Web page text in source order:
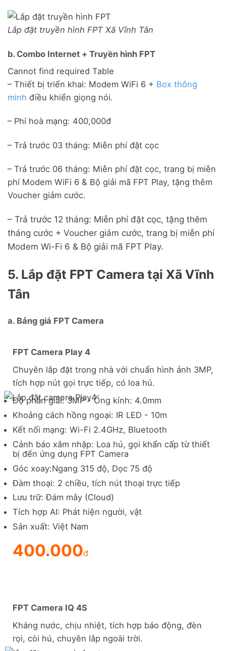
Lắp đặt truyền hình FPT Xã Vĩnh Tân
b. Combo Internet + Truyền hình FPT
Cannot find required Table
– Thiết bị triển khai: Modem WiFi 6 + Box thông
minh điều khiển giọng nói.
– Phí hoà mạng: 400,000đ
– Trả trước 03 tháng: Miễn phí đặt cọc
– Trả trước 06 tháng: Miễn phí đặt cọc, trang bị miễn
phí Modem WiFi 6 & Bộ giải mã FPT Play, tặng thêm
Voucher giảm cước.
– Trả trước 12 tháng: Miễn phí đặt cọc, tặng thêm
tháng cước + Voucher giảm cước, trang bị miễn phí
Modem Wi-Fi 6 & Bộ giải mã FPT Play.
5. Lắp đặt FPT Camera tại Xã Vĩnh
Tân
a. Bảng giá FPT Camera
FPT Camera Play 4
Chuyên lắp đặt trong nhà với chuẩn hình ảnh 3MP,
tích hợp nút gọi trực tiếp, có loa hú.
Độ phân giải: 3MP - Ống kính: 4.0mm
Khoảng cách hồng ngoại: IR LED - 10m
Kết nối mạng: Wi-Fi 2.4GHz, Bluetooth
Cảnh báo xâm nhập: Loa hú, gọi khẩn cấp từ thiết
bị đến ứng dụng FPT Camera
Góc xoay:Ngang 315 độ, Dọc 75 độ
Đàm thoại: 2 chiều, tích nút thoại trực tiếp
Lưu trữ: Đám mây (Cloud)
Tích hợp AI: Phát hiện người, vật
Sản xuất: Việt Nam
400.000đ
FPT Camera IQ 4S
Kháng nước, chịu nhiệt, tích hợp báo động, đèn
rọi, còi hú, chuyên lắp ngoài trời.